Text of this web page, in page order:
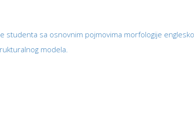
studenta sa osnovnim pojmovima morfologije
modela.